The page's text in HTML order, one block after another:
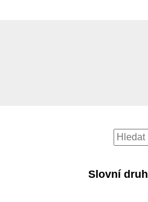
Slovní druh